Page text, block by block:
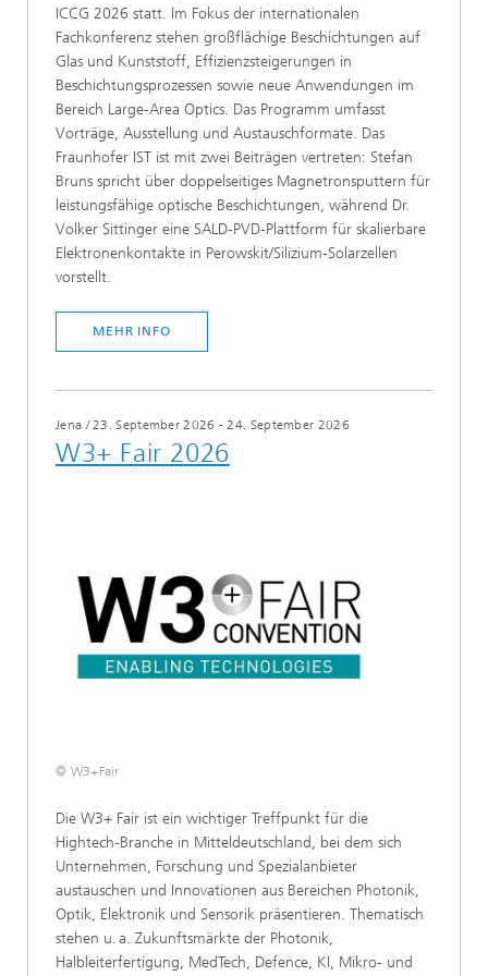
ICCG 2026 statt. Im Fokus der internationalen
Fachkonferenz stehen großflächige Beschichtungen auf
Glas und Kunststoff, Effizienzsteigerungen in
Beschichtungsprozessen sowie neue Anwendungen im
Bereich Large-Area Optics. Das Programm umfasst
Vorträge, Ausstellung und Austauschformate. Das
Fraunhofer IST ist mit zwei Beiträgen vertreten: Stefan
Bruns spricht über doppelseitiges Magnetronsputtern für
leistungsfähige optische Beschichtungen, während Dr.
Volker Sittinger eine SALD-PVD-Plattform für skalierbare
Elektronenkontakte in Perowskit/Silizium-Solarzellen
vorstellt.
MEHR INFO
Jena /23. September 2026 - 24. September 2026
W3+ Fair 2026
© W3+Fair
Die W3+ Fair ist ein wichtiger Treffpunkt für die
Hightech-Branche in Mitteldeutschland, bei dem sich
Unternehmen, Forschung und Spezialanbieter
austauschen und Innovationen aus Bereichen Photonik,
Optik, Elektronik und Sensorik präsentieren. Thematisch
stehen u. a. Zukunftsmärkte der Photonik,
Halbleiterfertigung, MedTech, Defence, KI, Mikro- und